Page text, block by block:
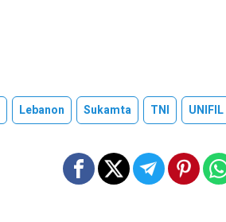
Lebanon Sukamta TNI UNIFIL